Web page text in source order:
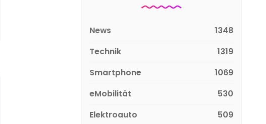
News
1348
Technik
1319
Smartphone
1069
eMobilität
530
Elektroauto
509